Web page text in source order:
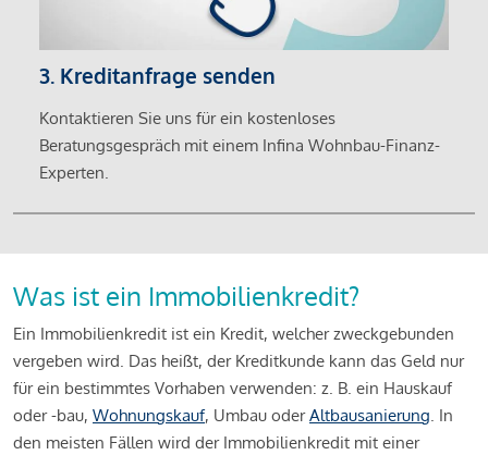
3. Kreditanfrage senden
Kontaktieren Sie uns für ein kostenloses
Beratungsgespräch mit einem Infina Wohnbau-Finanz-
Experten.
Was ist ein Immobilienkredit?
Ein Immobilienkredit ist ein Kredit, welcher zweckgebunden
vergeben wird. Das heißt, der Kreditkunde kann das Geld nur
für ein bestimmtes Vorhaben verwenden: z. B. ein Hauskauf
oder -bau, Wohnungskauf, Umbau oderAltbausanierung. In
den meisten Fällen wird der Immobilienkredit mit einer